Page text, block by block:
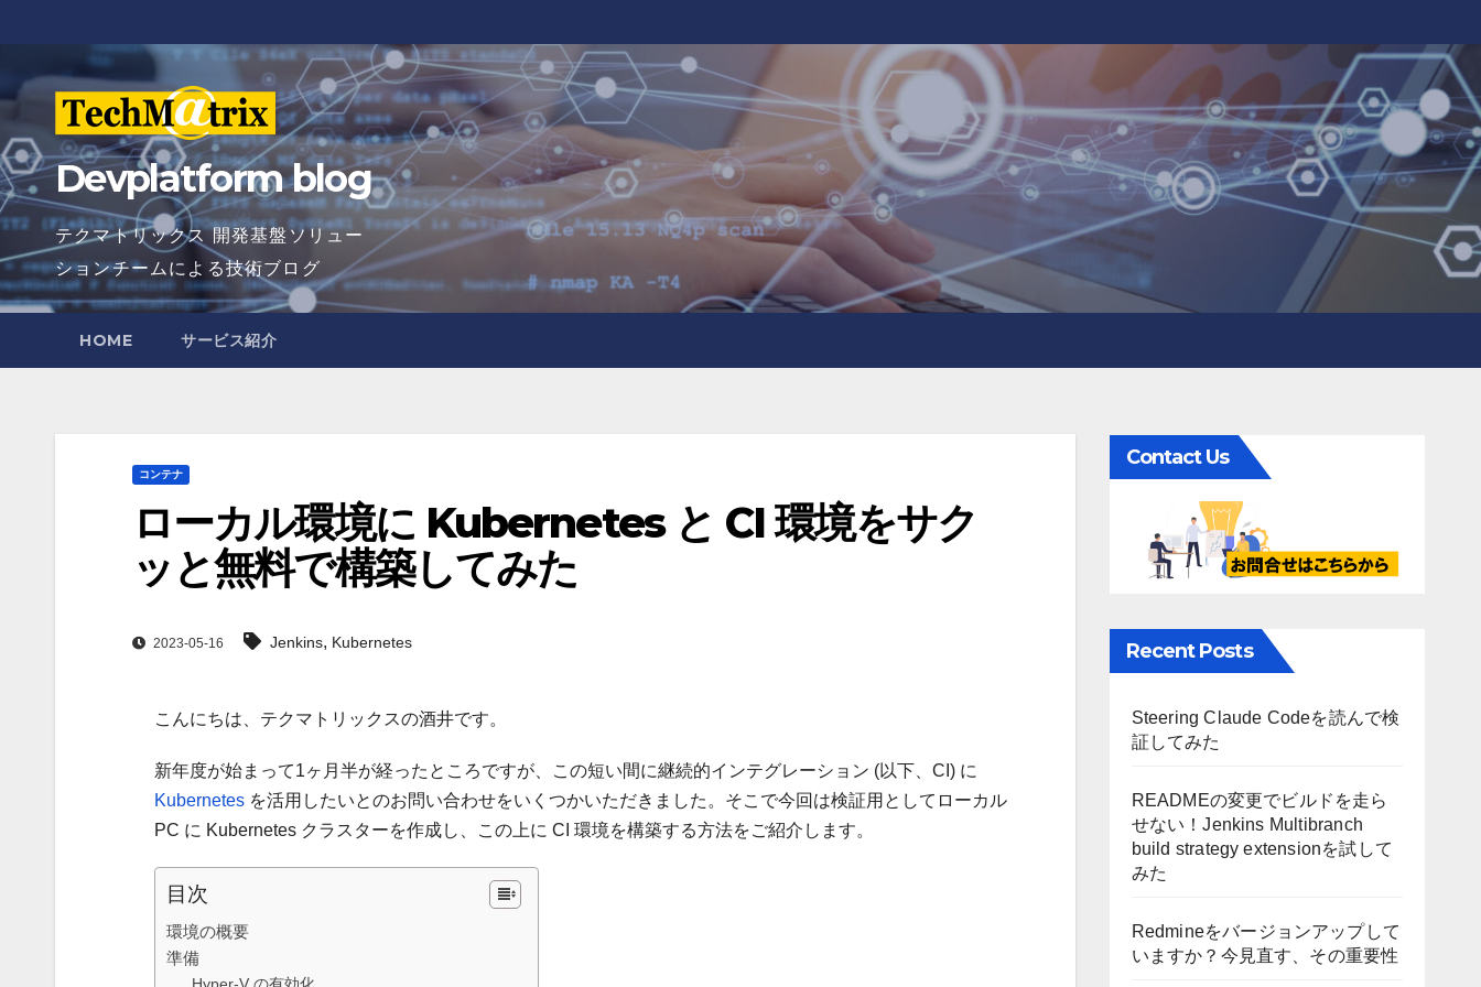
content
Devplatform blog
テクマトリックス 開発基盤ソリュー
ションチームによる技術ブログ
HOME サービス紹介
コンテナ
ローカル環境に Kubernetes と CI 環境をサク
ッと無料で構築してみた
2023-05-16 Jenkins, Kubernetes
こんにちは、テクマトリックスの酒井です。
新年度が始まって1ヶ月半が経ったところですが、この短い間に継続的インテグレーション (以下、CI) に
Kubernetes を活用したいとのお問い合わせをいくつかいただきました。そこで今回は検証用としてローカル
PC に Kubernetes クラスターを作成し、この上に CI 環境を構築する方法をご紹介します。
目次
環境の概要
準備
Contact Us
Recent Posts
Steering Claude Codeを読んで検
証してみた
READMEの変更でビルドを走ら
せない！Jenkins Multibranch
build strategy extensionを試して
みた
Redmineをバージョンアップして
いますか？今見直す、その重要性